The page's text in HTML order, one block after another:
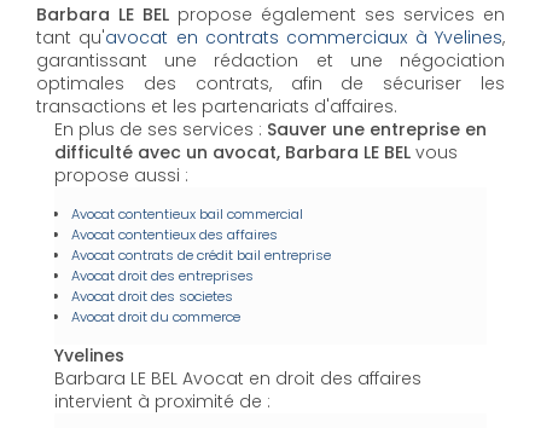
Barbara LE BEL propose également ses services en
tant qu'avocat en contrats commerciaux à Yvelines,
garantissant une rédaction et une négociation
optimales des contrats, afin de sécuriser les
transactions et les partenariats d'affaires.
En plus de ses services : Sauver une entreprise en
difficulté avec un avocat, Barbara LE BEL vous
propose aussi :
Avocat contentieux bail commercial
Avocat contentieux des affaires
Avocat contrats de crédit bail entreprise
Avocat droit des entreprises
Avocat droit des societes
Avocat droit du commerce
Yvelines
Barbara LE BEL Avocat en droit des affaires
intervient à proximité de :